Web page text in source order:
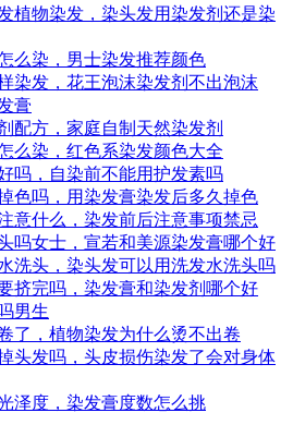
植物染发，染头发用染发剂还是染
么染，男士染发推荐颜色
染发，花王泡沫染发剂不出泡沫
膏
配方，家庭自制天然染发剂
么染，红色系染发颜色大全
吗，自染前不能用护发素吗
色吗，用染发膏染发后多久掉色
意什么，染发前后注意事项禁忌
吗女士，宣若和美源染发膏哪个好
洗头，染头发可以用洗发水洗头吗
挤完吗，染发膏和染发剂哪个好
男生
了，植物染发为什么烫不出卷
头发吗，头皮损伤染发了会对身体
泽度，染发膏度数怎么挑